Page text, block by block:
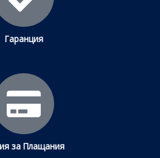
Гаранция
за Плащания